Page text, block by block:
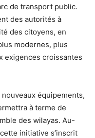
de transport public.
des autorités à
des citoyens, en
modernes, plus
exigences croissantes
équipements,
à terme de
des wilayas. Au-
initiative s’inscrit